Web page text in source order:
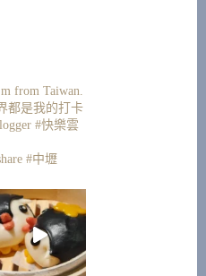
from Taiwan.
都是我的打卡
#快樂雲
#中壢